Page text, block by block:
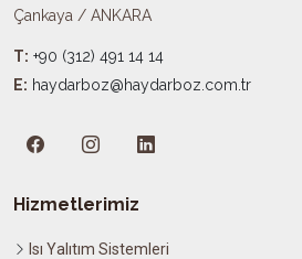
Çankaya / ANKARA
T: +90 (312) 491 14 14
E: haydarboz@haydarboz.com.tr​
Hizmetlerimiz
Isı Yalıtım Sistemleri